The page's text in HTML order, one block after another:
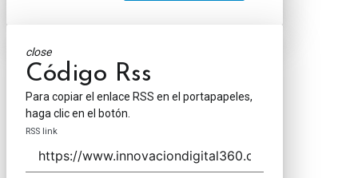
close
Código Rss
Para copiar el enlace RSS en el portapapeles,
haga clic en el botón.
RSS link